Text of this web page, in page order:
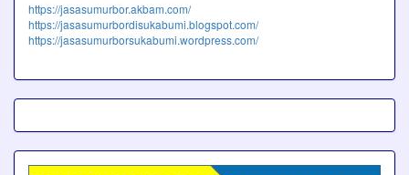
https://jasasumurbor.akbam.com/
https://jasasumurbordisukabumi.blogspot.com/
https://jasasumurborsukabumi.wordpress.com/